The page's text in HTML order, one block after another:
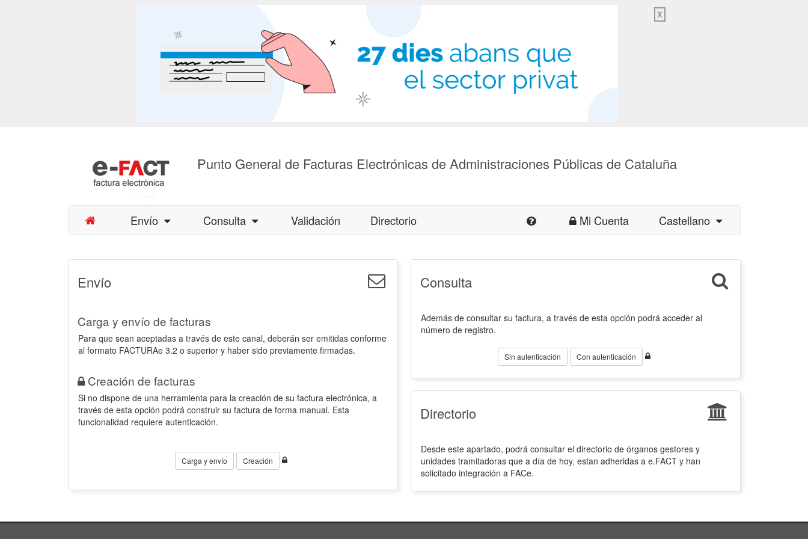
X
Punto General de Facturas Electrónicas de Administraciones Públicas de Cataluña
Envío Consulta Validación Directorio Mi Cuenta Castellano
Envío
Carga y envío de facturas
Para que sean aceptadas a través de este canal, deberán ser emitidas conforme
al formato FACTURAe 3.2 o superior y haber sido previamente firmadas.
Creación de facturas
Si no dispone de una herramienta para la creación de su factura electrónica, a
través de esta opción podrá construir su factura de forma manual. Esta
funcionalidad requiere autenticación.
Carga y envío Creación
Consulta
Además de consultar su factura, a través de esta opción podrá acceder al
número de registro.
Sin autenticación Con autenticación
Directorio
Desde este apartado, podrá consultar el directorio de órganos gestores y
unidades tramitadoras que a día de hoy, estan adheridas a e.FACT y han
solicitado integración a FACe.